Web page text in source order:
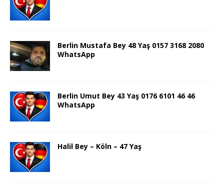
Berlin Mustafa Bey 48 Yaş 0157 3168 2080
WhatsApp
Berlin Umut Bey 43 Yaş 0176 6101 46 46
WhatsApp
Halil Bey – Köln – 47 Yaş